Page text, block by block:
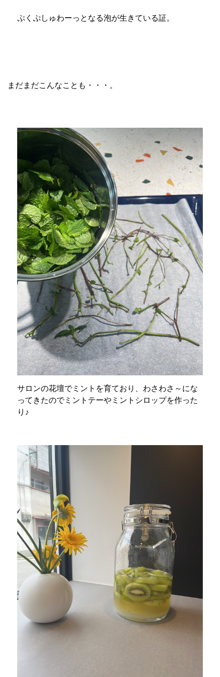
ぷくぷしゅわーっとなる泡が生きている証。
まだまだこんなことも・・・。
サロンの花壇でミントを育ており、わさわさ～にな
ってきたのでミントテーやミントシロップを作った
り♪